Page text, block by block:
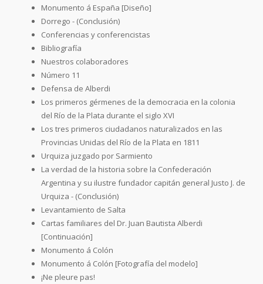
Monumento á España [Diseño]
Dorrego - (Conclusión)
Conferencias y conferencistas
Bibliografía
Nuestros colaboradores
Número 11
Defensa de Alberdi
Los primeros gérmenes de la democracia en la colonia
del Río de la Plata durante el siglo XVI
Los tres primeros ciudadanos naturalizados en las
Provincias Unidas del Río de la Plata en 1811
Urquiza juzgado por Sarmiento
La verdad de la historia sobre la Confederación
Argentina y su ilustre fundador capitán general Justo J. de
Urquiza - (Conclusión)
Levantamiento de Salta
Cartas familiares del Dr. Juan Bautista Alberdi
[Continuación]
Monumento á Colón
Monumento á Colón [Fotografía del modelo]
¡Ne pleure pas!